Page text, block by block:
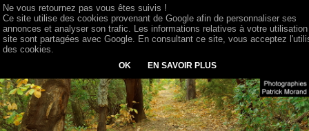
Ne vous retournez pas vous êtes suivis !
Ce site utilise des cookies provenant de Google afin de personnaliser ses
annonces et analyser son trafic. Les informations relatives à votre
site sont partagées avec Google. En consultant ce site, vous acceptez
des cookies.
OK EN SAVOIR PLUS